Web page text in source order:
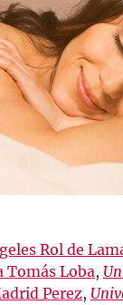
Rol de
Tomás Loba,
Perez,